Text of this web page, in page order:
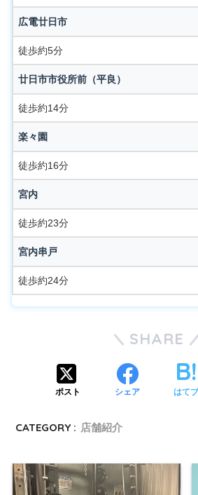
広電廿日市
徒歩約5分
廿日市市役所前（平良）
徒歩約14分
楽々園
徒歩約16分
宮内
徒歩約23分
宮内串戸
徒歩約24分
SHARE
ポスト シェア はて
CATEGORY : 店舗紹介